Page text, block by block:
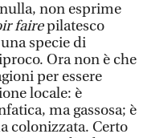
non esprime
fairepilatesco
specie di
Ora non è che
per essere
locale: è
ma gassosa; è
colonizzata. Certo